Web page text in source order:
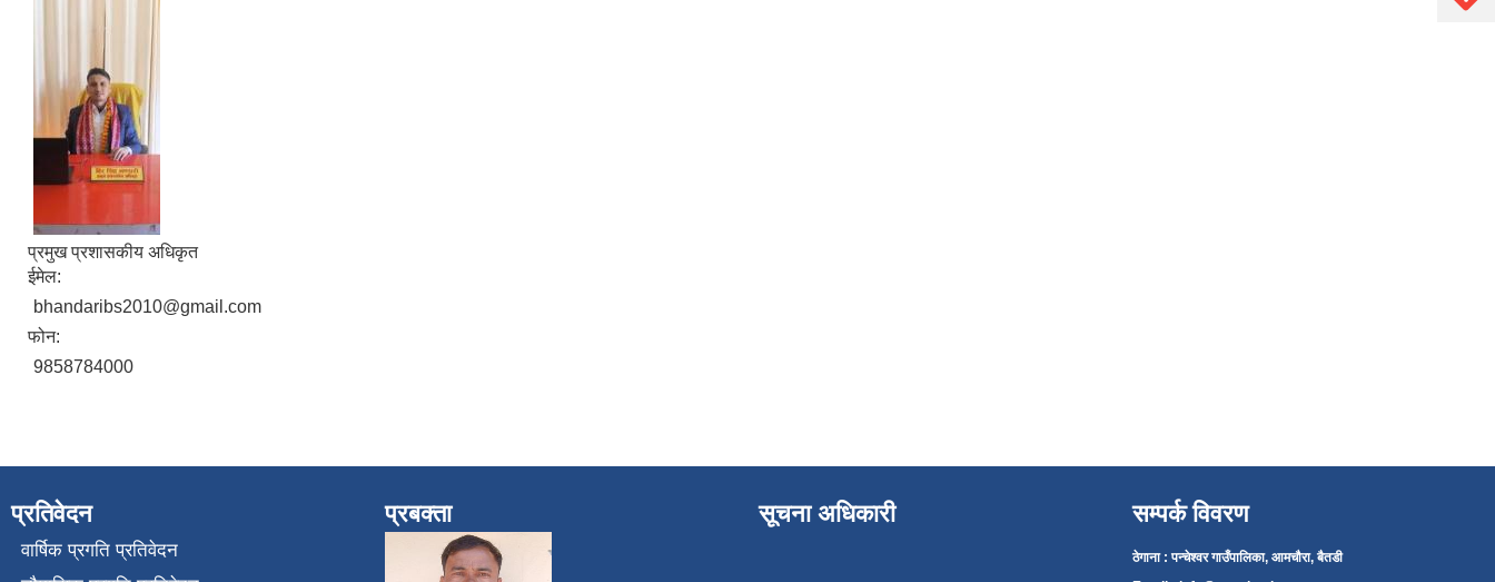
प्रमुख प्रशासकीय अधिकृत
ईमेल:
bhandaribs2010@gmail.com
फोन:
9858784000
प्रतिवेदन
वार्षिक प्रगति प्रतिवेदन
प्रबक्ता सूचना अधिकारी सम्पर्क विवरण
ठेगाना : पन्चेश्वर गाउँपालिका, आमचौरा, बैतडी